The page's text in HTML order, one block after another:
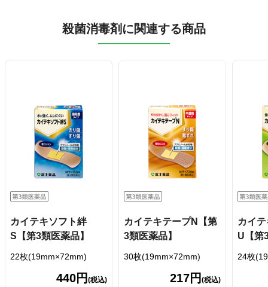
殺菌消毒剤に関連する商品
カイテキソフト絆
S【第3類医薬品】
22枚(19mm×72mm)
440円 (税込)
カイテキテープN【第
3類医薬品】
30枚(19mm×72mm)
217円 (税込)
カイ
U【第
24枚